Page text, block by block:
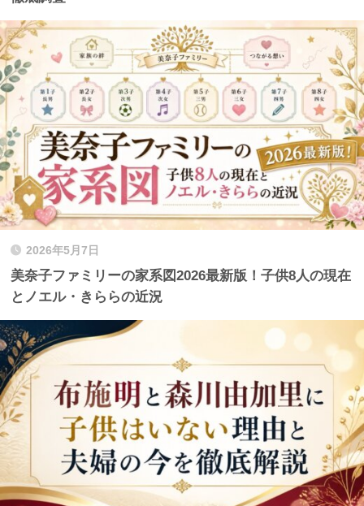
2026年5月7日
美奈子ファミリーの家系図2026最新版！子供8人の現在
とノエル・きららの近況